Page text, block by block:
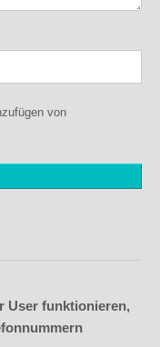
von
User funktionieren,